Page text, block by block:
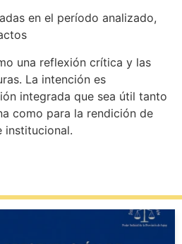
en el período analizado,
una reflexión crítica y las
La intención es
integrada que sea útil tanto
como para la rendición de
institucional.